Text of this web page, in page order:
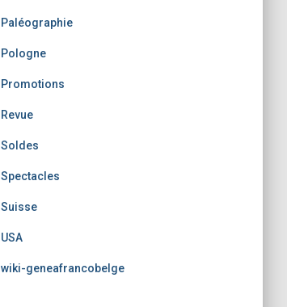
Paléographie
Pologne
Promotions
Revue
Soldes
Spectacles
Suisse
USA
wiki-geneafrancobelge